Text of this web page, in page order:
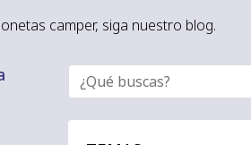
camper, siga nuestro blog.